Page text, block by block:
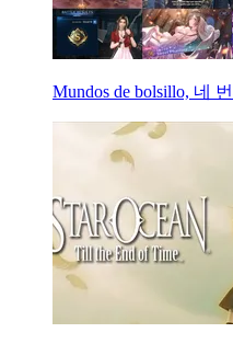
Mundos de bolsillo, 네